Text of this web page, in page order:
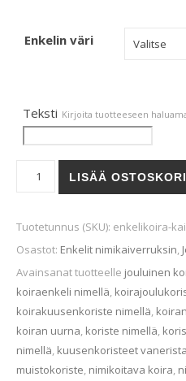
Enkelin väri
Teksti Kirjoita tuotteeseen
Enkelikoira nro. 30 määrä
LISÄÄ
Tuotetunnus (SKU): enkelikoira-
Osastot: Enkelit nimikaiverruksin,
Avainsanat tuotteelle jouluinen
koiraenkeli nimellä,
koirakuusenkoriste nimellä,
koiran uurna, koriste nimellä,
nimellä, kuusenkoristeet vanerista
muistokoriste, nimikoitava koira,